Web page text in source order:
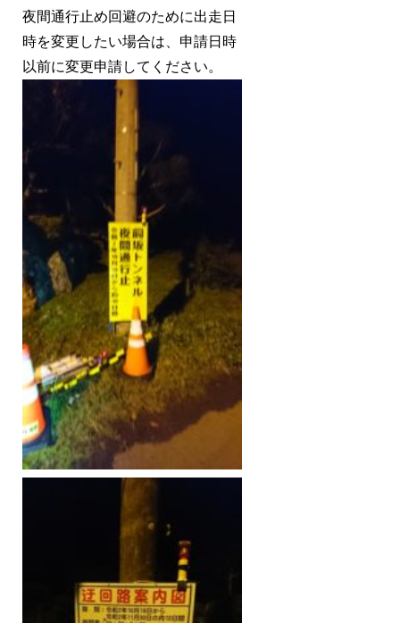
夜間通行止め回避のために出走日
時を変更したい場合は、申請日時
以前に変更申請してください。